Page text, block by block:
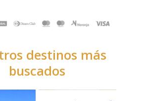
destinos más
buscados